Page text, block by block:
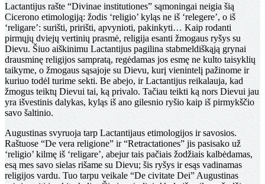
Lactantijus rašte “Divinae institutiones” sąmoningai neigia šią
Cicerono etimologiją: žodis ‘religio’ kyląs ne iš ‘relegere’, o iš
‘religare’: surišti, pririšti, apvynioti, pa­kinkyti… Kaip rodanti
pirmųjų dviejų vertinių prasmė, religija esanti žmogaus ryšys su
Dievu. Šiuo aiškinimu Lactantijus pagilina stabmeldiškąją grynai
drausminę re­ligijos sampratą, regėdamas jos esmę ne kulto taisyklių
taikyme, o žmogaus sąsajoje su Dievu, kurį vienintelį pa­žinome ir
kuriuo todėl turime sekti. Be abejo, ir Lactantijus rei­kalauja, kad
žmogus teiktų Dievui tai, ką privalo. Tačiau teikti ką nors Dievui jau
yra išvestinis dalykas, kyląs iš ano gilesnio ryšio kaip iš pirmykščio
savo šaltinio.
Augustinas svyruoja tarp Lactantijaus etimologijos ir savosios.
Raštuose “De vera religione” ir “Retractationes” jis pasisako už
‘religio’ kilmę iš ‘religare’, abejur tais pačiais žodžiais kalbėdamas,
esą mes savo sielas rišame su Dievu; šis ryšys ir esąs vadinamas
religijos vardu. Tuo tarpu veikale “De civitate Dei” Augustinas